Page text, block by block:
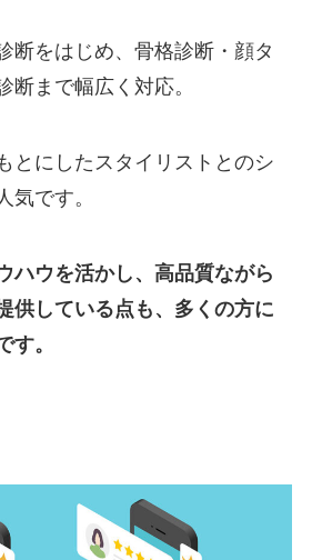
断をはじめ、骨格診断・顔タ
断まで幅広く対応。
とにしたスタイリストとのシ
気です。
ハウを活かし、高品質ながら
供している点も、多くの方に
す。